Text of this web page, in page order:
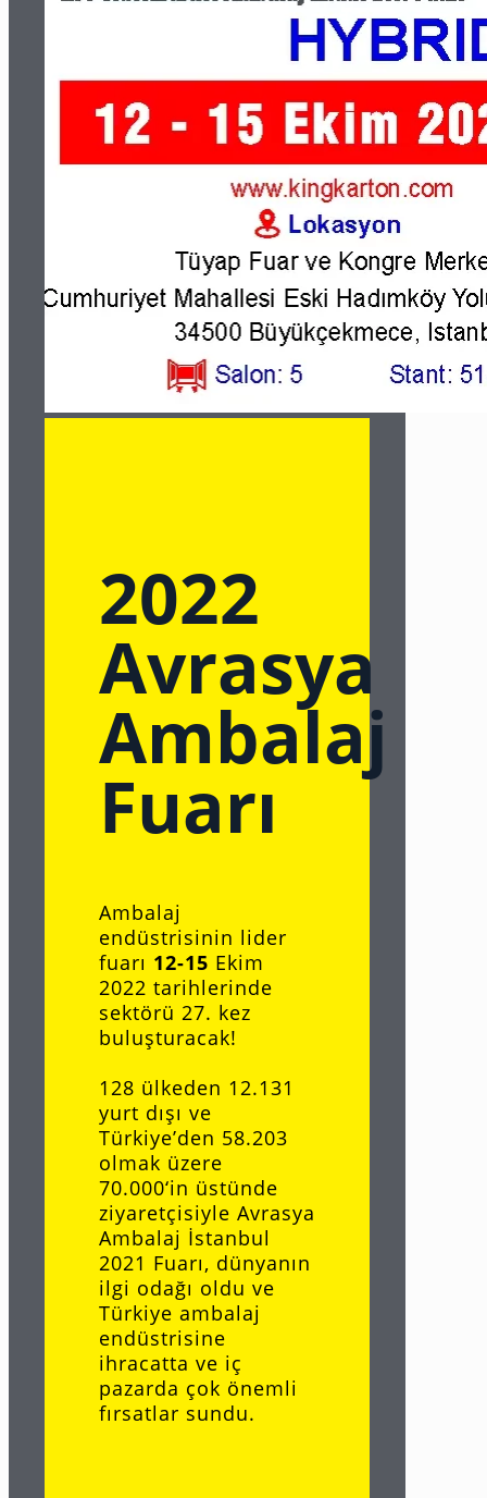
2022
Avrasya
Ambalaj
Fuarı
Ambalaj
endüstrisinin lider
fuarı 12-15 Ekim
2022 tarihlerinde
sektörü 27. kez
buluşturacak!
128 ülkeden 12.131
yurt dışı ve
Türkiye’den 58.203
olmak üzere
70.000‘in üstünde
ziyaretçisiyle Avrasya
Ambalaj İstanbul
2021 Fuarı, dünyanın
ilgi odağı oldu ve
Türkiye ambalaj
endüstrisine
ihracatta ve iç
pazarda çok önemli
fırsatlar sundu.